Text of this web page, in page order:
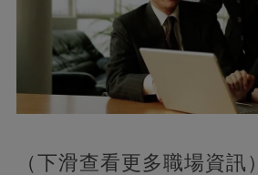
（下滑查看更多職場資訊）